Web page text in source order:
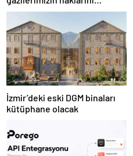
güçlendiren yeni bir dönemin
kapılarını aralıyoruz”
İzmir’deki eski DGM binaları
kütüphane olacak